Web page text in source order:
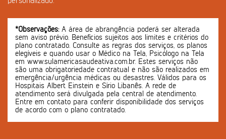
*Observações:A área de abrangência poderá ser alterada
sem aviso prévio. Benefícios sujeitos aos limites e critérios do
plano contratado. Consulte as regras dos serviços, os planos
elegíveis e quando usar o Médico na Tela, Psicólogo na Tela
em www.sulamericasaudeativa.com.br. Estes serviços não
são uma obrigatoriedade contratual e não são realizados em
emergência/urgência médicas ou desastres. Válidos para os
Hospitais Albert Einstein e Sírio Libanês. A rede de
atendimento será divulgada pela central de atendimento.
Entre em contato para conferir disponibilidade dos serviços
de acordo com o plano contratado.